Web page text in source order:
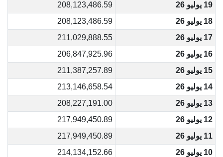
19 يوليو 26
208,123,486.59
18 يوليو 26
208,123,486.59
17 يوليو 26
211,029,888.55
16 يوليو 26
206,847,925.96
15 يوليو 26
211,387,257.89
14 يوليو 26
213,146,658.54
13 يوليو 26
208,227,191.00
12 يوليو 26
217,949,450.89
11 يوليو 26
217,949,450.89
10 يوليو 26
214,134,152.66